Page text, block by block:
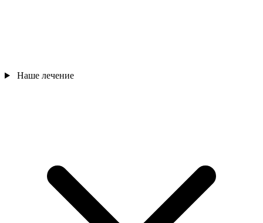
Наше лечение